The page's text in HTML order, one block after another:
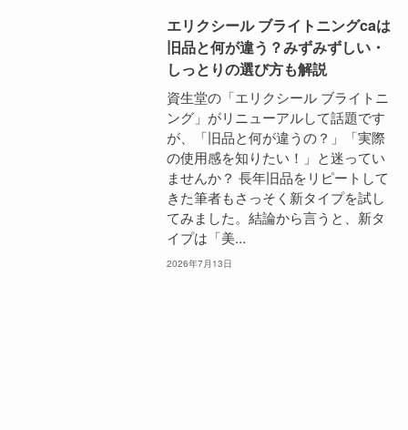
エリクシール ブライトニングcaは
旧品と何が違う？みずみずしい・
しっとりの選び方も解説
資生堂の「エリクシール ブライトニ
ング」がリニューアルして話題です
が、「旧品と何が違うの？」「実際
の使用感を知りたい！」と迷ってい
ませんか？ 長年旧品をリピートして
きた筆者もさっそく新タイプを試し
てみました。結論から言うと、新タ
イプは「美...
2026年7月13日